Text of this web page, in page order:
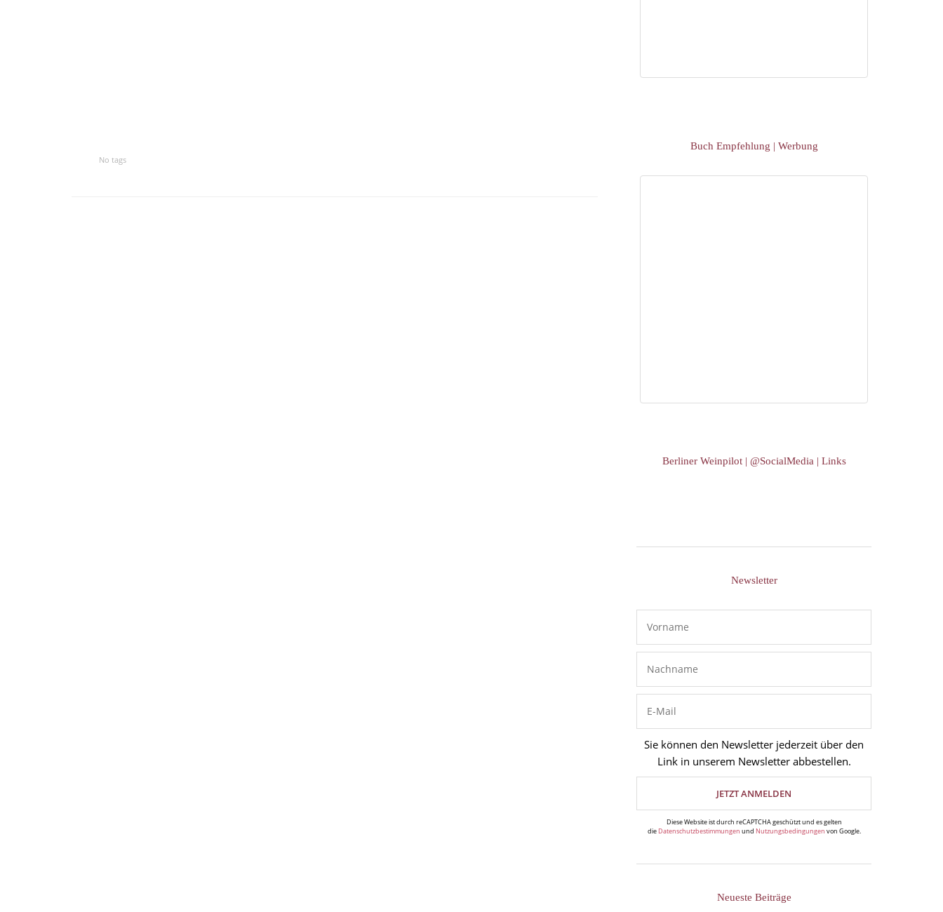
No tags
Buch Empfehlung | Werbung
Berliner Weinpilot | @SocialMedia | Links
Newsletter
Sie können den Newsletter jederzeit über den
Link in unserem Newsletter abbestellen.
Diese Website ist durch reCAPTCHA geschützt und es gelten
die Datenschutzbestimmungen und Nutzungsbedingungen von Google.
Neueste Beiträge